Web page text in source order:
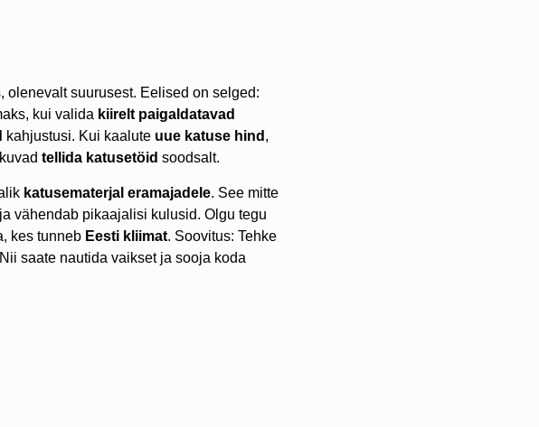
olenevalt suurusest. Eelised on selged:
kui valida kiirelt paigaldatavad
kahjustusi. Kui kaalute uue katuse hind ,
tellida katusetöid soodsalt.
katusematerjal eramajadele. See mitte
vähendab pikaajalisi kulusid. Olgu tegu
kes tunneb Eesti kliimat. Soovitus: Tehke
saate nautida vaikset ja sooja koda